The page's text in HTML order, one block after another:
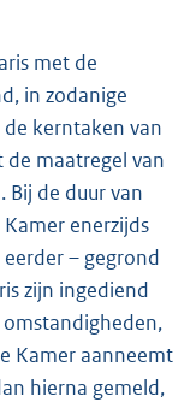
met de
in zodanige
kerntaken van
maatregel van
Bij de duur van
enerzijds
– gegrond
zijn ingediend
Kamer aanneemt
hierna gemeld,